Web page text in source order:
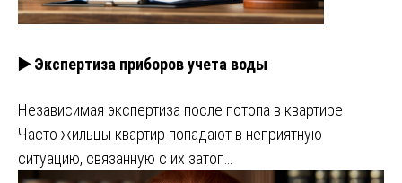
▶️ Экспертиза приборов учета воды
Независимая экспертиза после потопа в квартире
Часто жильцы квартир попадают в неприятную
ситуацию, связанную с их затоп…